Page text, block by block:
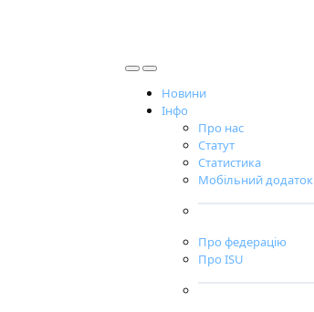
Новини
Інфо
Про нас
Статут
Статистика
Мобільний додаток
Про федерацію
Про ISU